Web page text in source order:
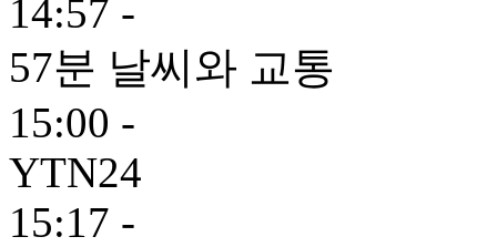
14:57 -
57분 날씨와 교통
15:00 -
YTN24
15:17 -